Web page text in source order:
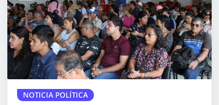
NOTICIA POLÍTICA